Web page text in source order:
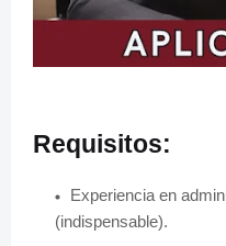
Requisitos:
Experiencia en
(indispensable).